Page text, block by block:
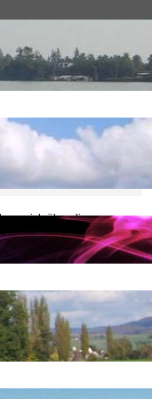
um sich über die
hat ist erstaunlich und
Spital hat jetzt weniger